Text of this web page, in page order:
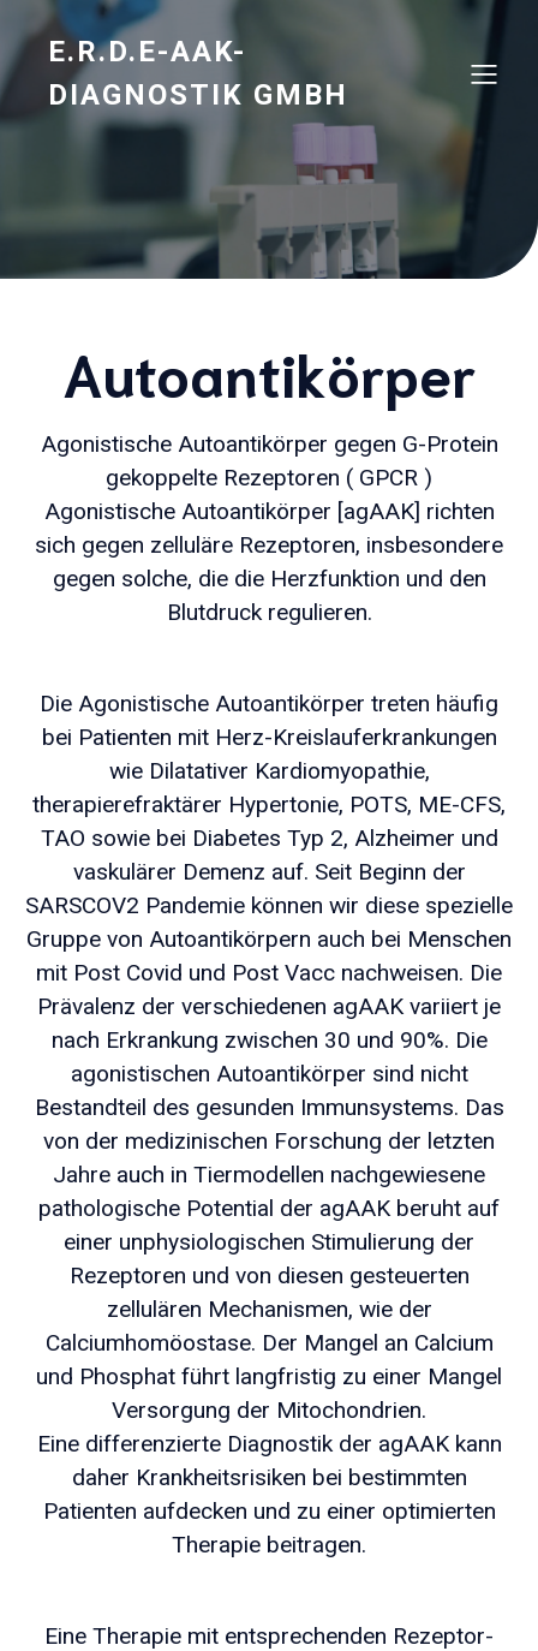
E.R.D.E-AAK-
DIAGNOSTIK GMBH
Autoantikörper
Agonistische Autoantikörper gegen G-Protein
gekoppelte Rezeptoren ( GPCR )
Agonistische Autoantikörper [agAAK] richten
sich gegen zelluläre Rezeptoren, insbesondere
gegen solche, die die Herzfunktion und den
Blutdruck regulieren.
Die Agonistische Autoantikörper treten häufig
bei Patienten mit Herz-Kreislauferkrankungen
wie Dilatativer Kardiomyopathie,
therapierefraktärer Hypertonie, POTS, ME-CFS,
TAO sowie bei Diabetes Typ 2, Alzheimer und
vaskulärer Demenz auf. Seit Beginn der
SARSCOV2 Pandemie können wir diese spezielle
Gruppe von Autoantikörpern auch bei Menschen
mit Post Covid und Post Vacc nachweisen. Die
Prävalenz der verschiedenen agAAK variiert je
nach Erkrankung zwischen 30 und 90%. Die
agonistischen Autoantikörper sind nicht
Bestandteil des gesunden Immunsystems. Das
von der medizinischen Forschung der letzten
Jahre auch in Tiermodellen nachgewiesene
pathologische Potential der agAAK beruht auf
einer unphysiologischen Stimulierung der
Rezeptoren und von diesen gesteuerten
zellulären Mechanismen, wie der
Calciumhomöostase. Der Mangel an Calcium
und Phosphat führt langfristig zu einer Mangel
Versorgung der Mitochondrien.
Eine differenzierte Diagnostik der agAAK kann
daher Krankheitsrisiken bei bestimmten
Patienten aufdecken und zu einer optimierten
Therapie beitragen.
Eine Therapie mit entsprechenden Rezeptor-